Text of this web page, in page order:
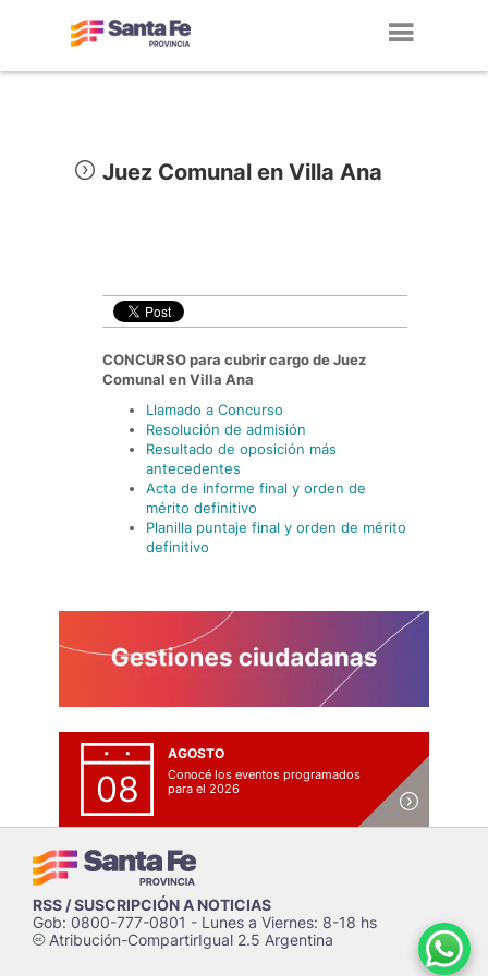
Juez Comunal en Villa Ana
CONCURSO para cubrir cargo de Juez
Comunal enVilla Ana
Llamado a Concurso
Resolución de admisión
Resultado de oposición más
antecedentes
Acta de informe final y orden de
mérito definitivo
Planilla puntaje final y orden de mérito
definitivo
08
AGOSTO
Conocé los eventos programados
para el 2026
RSS / SUSCRIPCIÓN A NOTICIAS
Gob: 0800-777-0801 - Lunes a Viernes: 8-18 hs
cAtribución-CompartirIgual 2.5 Argentina